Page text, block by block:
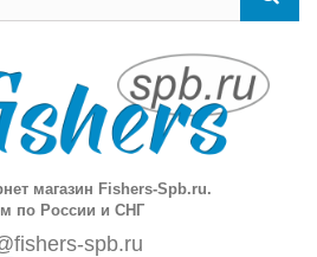
магазин Fishers-Spb.ru.
по России и СНГ
spb.ru